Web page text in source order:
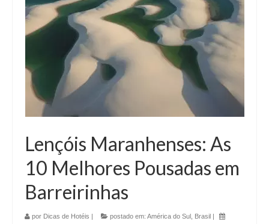
Lençóis Maranhenses: As
10 Melhores Pousadas em
Barreirinhas
por Dicas de Hotéis | postado em: América do Sul Brasil |